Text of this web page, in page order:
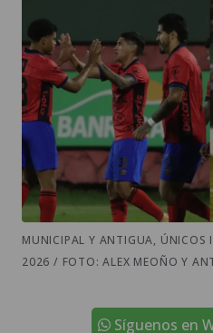
MUNICIPAL Y ANTIGUA, ÚNICOS
2026 / FOTO: ALEX MEOÑO Y
Síguenos en